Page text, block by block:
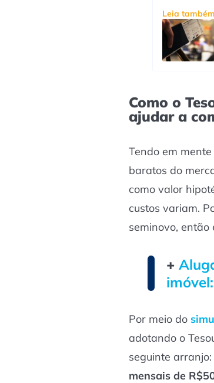
Leia também
Como o
ajudar a
Tendo em
baratos do
como valor
custos variam.
seminovo, então
+
Por meio do
adotando o
seguinte arranjo:
mensais de